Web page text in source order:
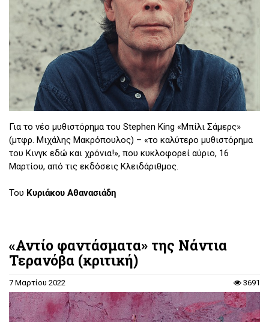
Για το νέο μυθιστόρημα του Stephen King «Μπίλι Σάμερς»
(μτφρ. Μιχάλης Μακρόπουλος) – «το καλύτερο μυθιστόρημα
του Κινγκ εδώ και χρόνια!», που κυκλοφορεί αύριο, 16
Μαρτίου, από τις εκδόσεις Κλειδάριθμος.
Του Κυριάκου Αθανασιάδη
«Αντίο φαντάσματα» της Νάντια
Τερανόβα (κριτική)
7 Μαρτίου 2022 3691